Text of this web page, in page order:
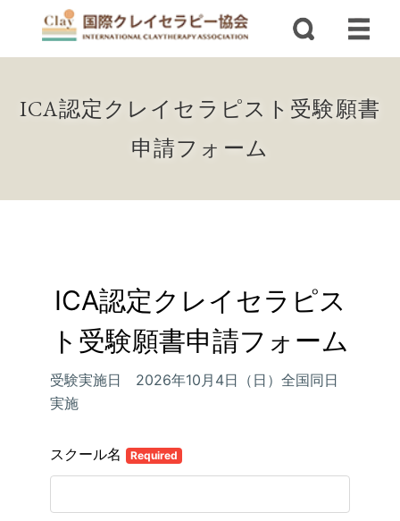
ICA認定クレイセラピスト受験願書
申請フォーム